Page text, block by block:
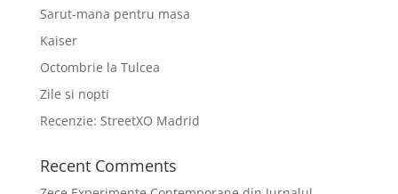
Sarut-mana pentru masa
Kaiser
Octombrie la Tulcea
Zile si nopti
Recenzie: StreetXO Madrid
Recent Comments